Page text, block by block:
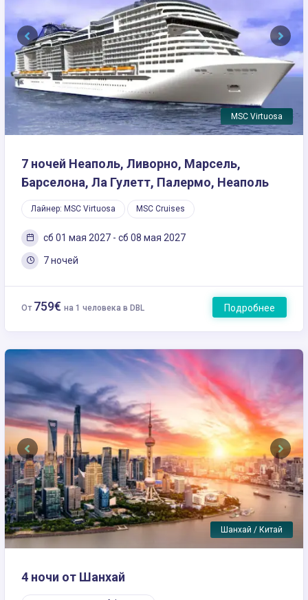
MSC Virtuosa
Previous Next
7 ночей Неаполь, Ливорно, Марсель,
Барселона, Ла Гулетт, Палермо, Неаполь
Лайнер: MSC Virtuosa MSC Cruises
сб 01 мая 2027 - сб 08 мая 2027
7 ночей
От 759€ на 1 человека в DBL Подробнее
Шанхай / Китай
Previous Next
4 ночи от Шанхай